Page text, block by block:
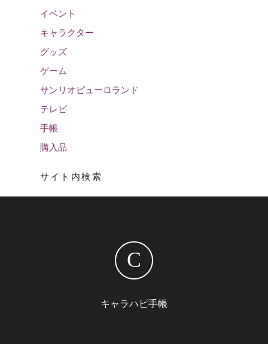
イベント
キャラクター
グッズ
ゲーム
サンリオピューロランド
テレビ
手帳
購入品
サイト内検索
C
キャラハピ手帳